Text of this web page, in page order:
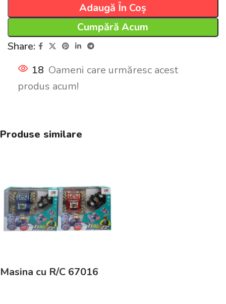
Adaugă În Coș
Cumpără Acum
Share:
18 Oameni care urmăresc acest
produs acum!
Produse similare
Masina cu R/C 67016